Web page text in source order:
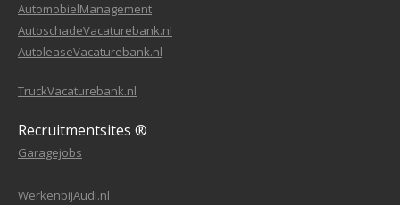
AutomobielManagement
AutoschadeVacaturebank.nl
AutoleaseVacaturebank.nl
TruckVacaturebank.nl
Recruitmentsites ®
Garagejobs
WerkenbijAudi.nl